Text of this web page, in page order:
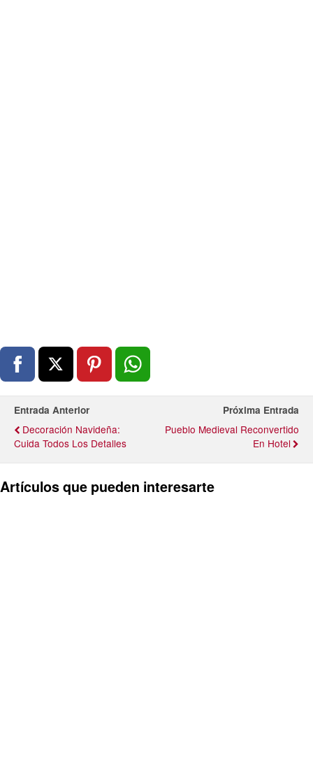
Entrada Anterior
Decoración Navideña:
Cuida Todos Los Detalles
Próxima Entrada
Pueblo Medieval Reconvertido
En Hotel
Artículos que pueden interesarte